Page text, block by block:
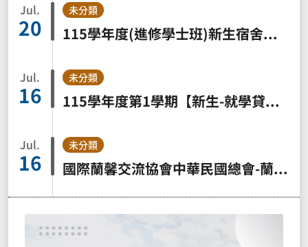
Jul.
20
未分類
115學年度(進修學士班)新生宿舍申請公告
Jul.
16
未分類
115學年度第1學期【新生-就學貸款】申辦通知
Jul.
16
未分類
國際蘭馨交流協會中華民國總會-蘭馨愛‧讓夢想起飛─國立大學女學生助學方案